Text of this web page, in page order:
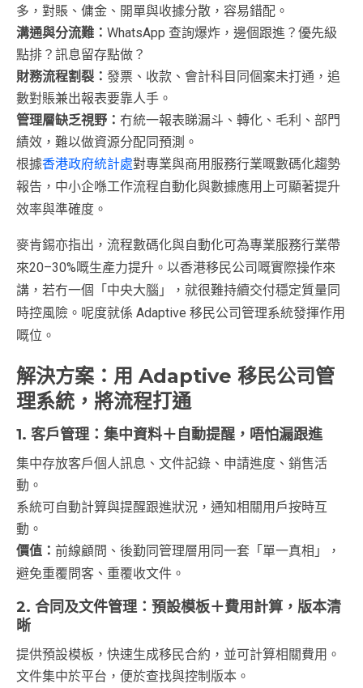
多，對賬、傭金、開單與收據分散，容易錯配。
溝通與分流難： WhatsApp 查詢爆炸，邊個跟進？優先級
點排？訊息留存點做？
財務流程割裂： 發票、收款、會計科目同個案未打通，追
數對賬兼出報表要靠人手。
管理層缺乏視野： 冇統一報表睇漏斗、轉化、毛利、部門
績效，難以做資源分配同預測。
根據香港政府統計處對專業與商用服務行業嘅數碼化趨勢
報告，中小企喺工作流程自動化與數據應用上可顯著提升
效率與準確度。
麥肯錫亦指出，流程數碼化與自動化可為專業服務行業帶
來20–30%嘅生產力提升。以香港移民公司嘅實際操作來
講，若冇一個「中央大腦」，就很難持續交付穩定質量同
時控風險。呢度就係 Adaptive 移民公司管理系統發揮作用
嘅位。
解決方案：用 Adaptive 移民公司管
理系統，將流程打通
1. 客戶管理：集中資料＋自動提醒，唔怕漏跟進
集中存放客戶個人訊息、文件記錄、申請進度、銷售活
動。
系統可自動計算與提醒跟進狀況，通知相關用戶按時互
動。
價值： 前線顧問、後勤同管理層用同一套「單一真相」，
避免重覆問客、重覆收文件。
2. 合同及文件管理：預設模板＋費用計算，版本清
晰
提供預設模板，快速生成移民合約，並可計算相關費用。
文件集中於平台，便於查找與控制版本。